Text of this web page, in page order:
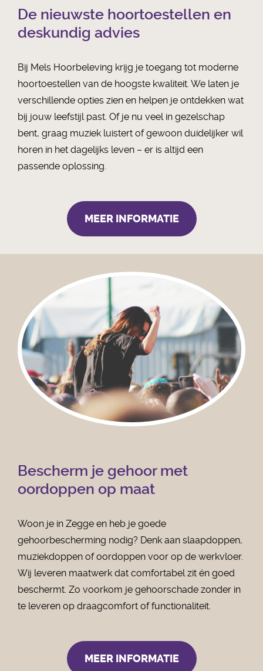
De nieuwste hoortoestellen en
deskundig advies
Bij Mels Hoorbeleving krijg je toegang tot moderne
hoortoestellen van de hoogste kwaliteit. We laten je
verschillende opties zien en helpen je ontdekken wat
bij jouw leefstijl past. Of je nu veel in gezelschap
bent, graag muziek luistert of gewoon duidelijker wil
horen in het dagelijks leven – er is altijd een
passende oplossing.
MEER INFORMATIE
Bescherm je gehoor met
oordoppen op maat
Woon je in Zegge en heb je goede
gehoorbescherming nodig? Denk aan slaapdoppen,
muziekdoppen of oordoppen voor op de werkvloer.
Wij leveren maatwerk dat comfortabel zit én goed
beschermt. Zo voorkom je gehoorschade zonder in
te leveren op draagcomfort of functionaliteit.
MEER INFORMATIE